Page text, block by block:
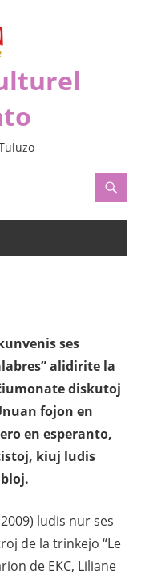
ses
alidirite la
diskutoj
fojon en
en esperanto,
kiuj ludis
ludis nur ses
de la trinkejo “Le
de EKC, Liliane